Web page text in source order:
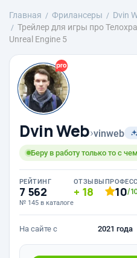
Главная Фрилансеры Dvin
Трейлер для игры про
Unreal Engine 5
Dvin Web›vinweb
Беру в работу только то с
РЕЙТИНГ
7 562
№ 145 в каталоге
ОТЗЫВЫ
18 10/
На сайте с 2021 года